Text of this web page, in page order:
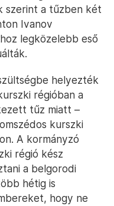
szerint a tűzben két
Ivanov
legközelebb eső
helyezték
régióban a
tűz miatt –
kurszki
A kormányzó
régió kész
a belgorodi
hétig is
hogy ne